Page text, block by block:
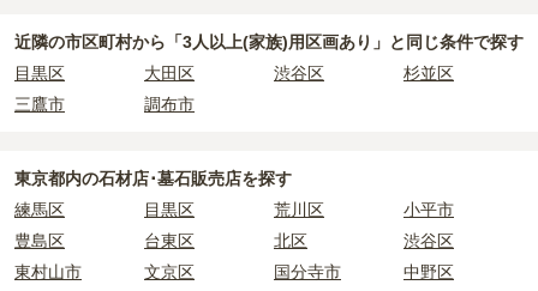
正確な費用は、区画や石材の選び方によって大きく変わるため、見
積もりを取るまで確定しません。
現地への見学が難しい場合は、資料請求でも各霊園の詳しい料金案
内を取り寄せることができます。
近隣の市区町村から 「3人以上(家族)用区画あり」と 同じ条件で探す
目黒区
大田区 渋谷区
杉並区
三鷹市
調布市
東京都内の石材店･墓石販売店を探す
練馬区
目黒区 荒川区
小平市
豊島区
台東区 北区
渋谷区
東村山市
文京区 国分寺市 中野区